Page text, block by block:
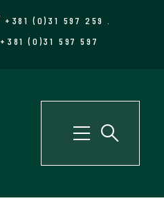
+381 (0)31 597 259
+381 (0)31 597 597